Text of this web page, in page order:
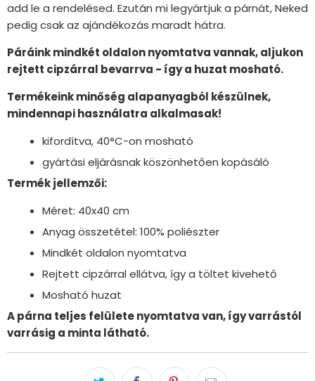
add le a rendelésed. Ezután mi legyártjuk a párnát, Neked
pedig csak az ajándékozás maradt hátra.
Páráink mindkét oldalon nyomtatva vannak, aljukon
rejtett cipzárral bevarrva - így a huzat mosható.
Termékeink minőség alapanyagból készülnek,
mindennapi használatra alkalmasak!
kifordítva, 40°C-on mosható
gyártási eljárásnak köszönhetően kopásáló
Termék jellemzői:
Méret: 40x40 cm
Anyag összetétel: 100% poliészter
Mindkét oldalon nyomtatva
Rejtett cipzárral ellátva, így a töltet kivehető
Mosható huzat
A párna teljes felülete nyomtatva van, így varrástól
varrásig a minta látható.